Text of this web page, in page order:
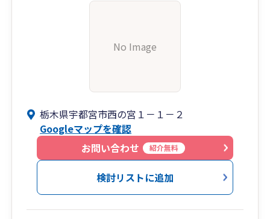
No Image
栃木県宇都宮市西の宮１－１－２
Googleマップを確認
お問い合わせ
紹介無料
検討リストに追加